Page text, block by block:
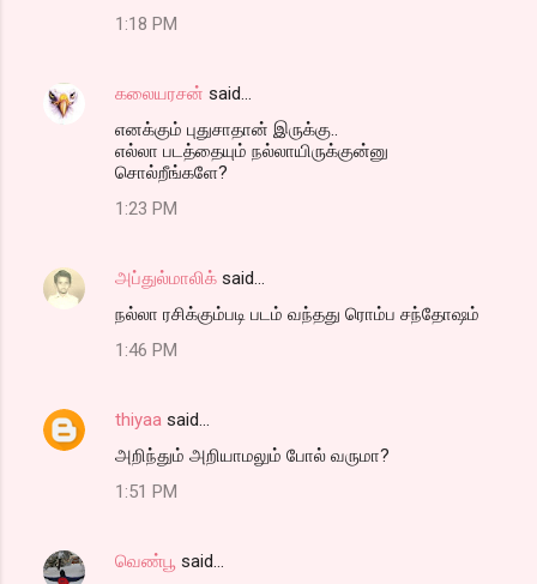
1:18 PM
கலையரசன் said…
எனக்கும் புதுசாதான் இருக்கு..
எல்லா படத்தையும் நல்லாயிருக்குன்னு
சொல்றீங்களே?
1:23 PM
அப்துல்மாலிக் said…
நல்லா ரசிக்கும்படி படம் வந்தது ரொம்ப சந்தோஷம்
1:46 PM
thiyaa said…
அறிந்தும் அறியாமலும் போல் வருமா?
1:51 PM
வெண்பூ said…